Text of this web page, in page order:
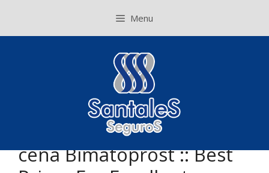
o
Menu
cena Bimatoprost :: Best